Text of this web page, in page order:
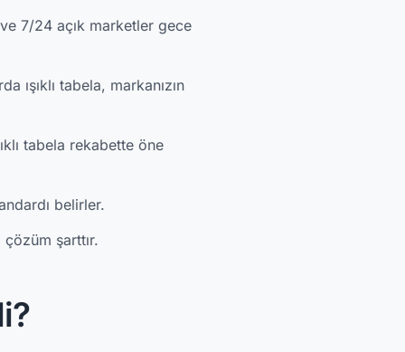
7/24 açık marketler gece
ışıklı tabela, markanızın
tabela rekabette öne
belirler.
çözüm şarttır.